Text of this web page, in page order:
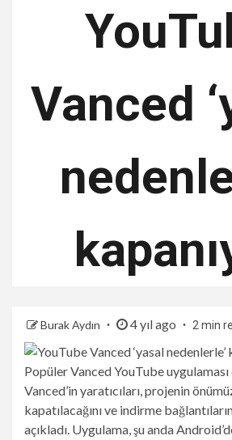
Vanced
Burak Aydın 4 yıl ago 2 min
Popüler Vanced YouTube
Vanced’in yaratıcıları, projenin
kapatılacağını ve indirme
açıkladı. Uygulama, şu anda